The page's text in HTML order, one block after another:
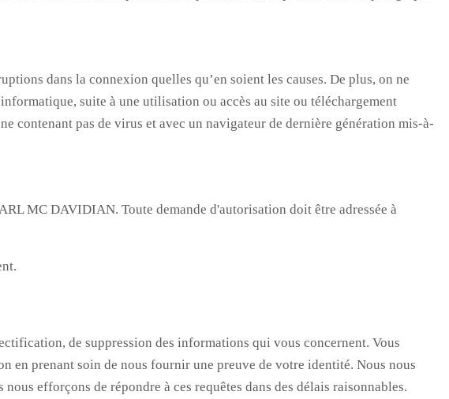
dans la connexion quelles qu’en soient les causes. De plus, on ne
suite à une utilisation ou accès au site ou téléchargement
contenant pas de virus et avec un navigateur de dernière génération mis-à-
MC DAVIDIAN. Toute demande d'autorisation doit être adressée à
de suppression des informations qui vous concernent. Vous
en prenant soin de nous fournir une preuve de votre identité. Nous nous
efforçons de répondre à ces requêtes dans des délais raisonnables.